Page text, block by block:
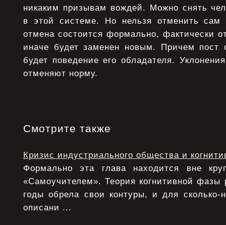
никаким призывам вождей. Можно снять
в этой системе. Но нельзя отменить сам
отмена состоится формально, фактически
иначе будет заменен новым. Причем пост
будет поведение его обладателя.
отменяют норму.
Смотрите также
Кризис индустриального общества и
Формально эта глава находится вне
«Самоучителем». Теория когнитивной
годы обрела свои контуры, и для сколько-
описани ...